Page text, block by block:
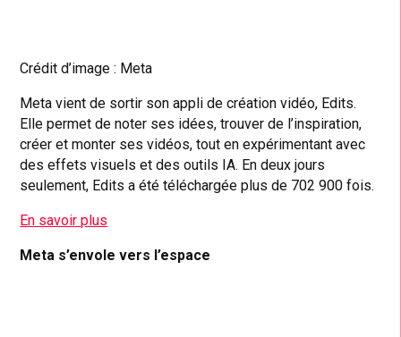
Crédit d’image : Meta
Meta vient de sortir son appli de création vidéo, Edits.
Elle permet de noter ses idées, trouver de l’inspiration,
créer et monter ses vidéos, tout en expérimentant avec
des effets visuels et des outils IA. En deux jours
seulement, Edits a été téléchargée plus de 702 900 fois.
En savoir plus
Meta s’envole vers l’espace